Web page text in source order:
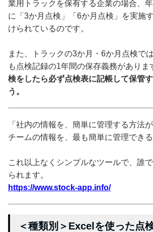
業用トラックを保有する企業の場合、
に「3か月点検」「6か月点検」を実施
けられているのです。
また、トラックの3か月・6か月点検で
も点検記録の1年間の保存義務がありま
検をしたら必ず点検表に記帳して保管
う。
「社内の情報を、簡単に管理する方法が
チームの情報を、最も簡単に管理できる
これ以上なくシンプルなツールで、誰
られます。
https://www.stock-app.info/
＜種類別＞Excelを使った点